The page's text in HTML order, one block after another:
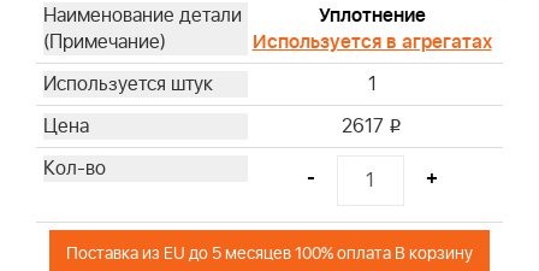
Уплотнение
Используется в агрегатах
1
2617 i
- +
Поставка из EU до 5 месяцев 100% оплата В корзину